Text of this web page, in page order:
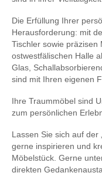
Die Erfüllung Ihrer
Herausforderung: mit
Tischler sowie präzisen
ostwestfälischen Halle
Glas,
sind mit Ihren eigenen
Ihre Traummöbel sind
zum persönlichen
Lassen Sie sich auf der
gerne inspirieren und
Möbelstück. Gerne
direkten